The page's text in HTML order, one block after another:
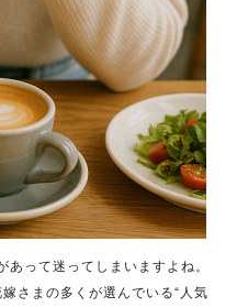
って迷ってしまいますよね。
さまの多くが選んでいる“人気